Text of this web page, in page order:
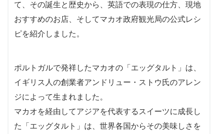
て、その誕生と歴史から、英語での表現の仕方、現地
おすすめのお店、そしてマカオ政府観光局の公式レシ
ピを紹介しました。
ポルトガルで発祥したマカオの「エッグタルト」は、
イギリス人の創業者アンドリュー・ストウ氏のアレン
ジによって生まれました。
マカオを経由してアジアを代表するスイーツに成長し
た「エッグタルト」は、世界各国からその美味しさを